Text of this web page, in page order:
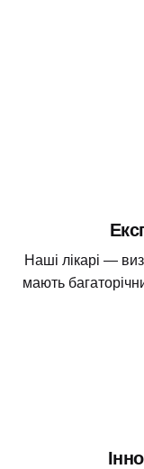
Наші лікарі —
мають